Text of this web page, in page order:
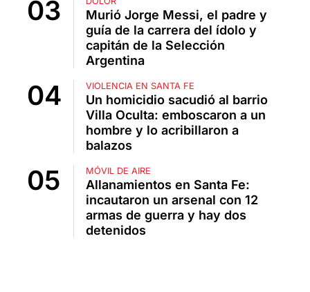
Murió Jorge Messi, el padre y
guía de la carrera del ídolo y
capitán de la Selección
Argentina
VIOLENCIA EN SANTA FE
Un homicidio sacudió al barrio
Villa Oculta: emboscaron a un
hombre y lo acribillaron a
balazos
MÓVIL DE AIRE
Allanamientos en Santa Fe:
incautaron un arsenal con 12
armas de guerra y hay dos
detenidos